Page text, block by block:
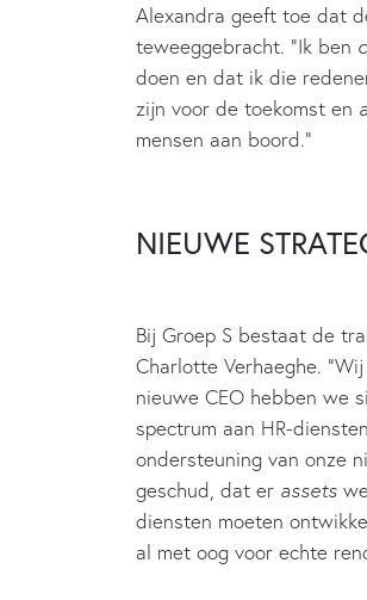
Alexandra geeft toe dat
teweeggebracht. “Ik ben
doen en dat ik die
zijn voor de toekomst en
mensen aan boord.”
NIEUWE
Bij Groep S bestaat de
Charlotte Verhaeghe.
nieuwe CEO hebben we
spectrum aan HR-
ondersteuning van onze
geschud, dat er assets
diensten moeten
al met oog voor echte